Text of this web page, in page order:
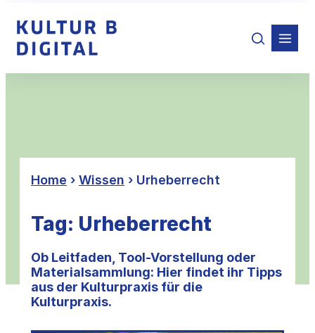
Inhalt
springen
Home › Wissen › Urheberrecht
Tag: Urheberrecht
Ob Leitfaden, Tool-Vorstellung oder
Materialsammlung: Hier findet ihr Tipps
aus der Kulturpraxis für die
Kulturpraxis.